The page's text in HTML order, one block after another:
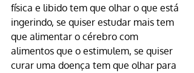
física e libido tem que olhar o que está
ingerindo, se quiser estudar mais tem
que alimentar o cérebro com
alimentos que o estimulem, se quiser
curar uma doença tem que olhar para